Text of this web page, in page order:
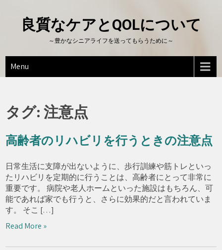
content良質なケアとQOLについて
～豊かなシニアライフを送ってもらうために～
Menu
タグ:注意点
高齢者のリハビリを行うときの注意点
日常生活に支障が出ないように、歩行訓練や筋トレといっ
たリハビリを定期的に行うことは、高齢者にとって非常に
重要です。 病院や老人ホームといった施設はもちろん、可
能であれば家でも行うと、さらに効果的だと言われていま
す。 そこ […]
Read More »